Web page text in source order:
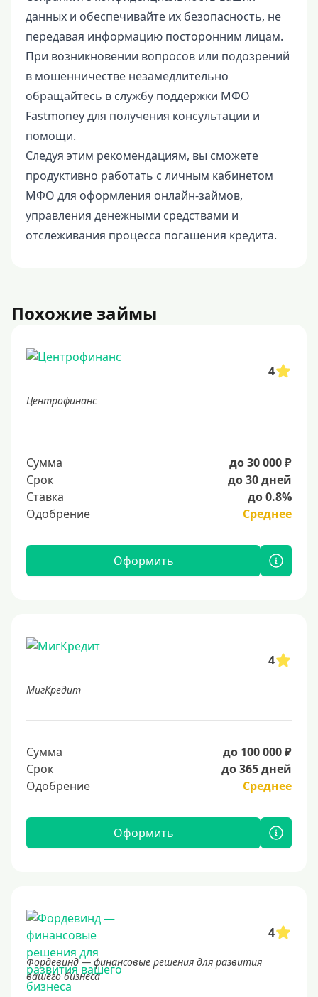
данных и обеспечивайте их безопасность, не
передавая информацию посторонним лицам.
При возникновении вопросов или подозрений
в мошенничестве незамедлительно
обращайтесь в службу поддержки МФО
Fastmoney для получения консультации и
помощи.
Следуя этим рекомендациям, вы сможете
продуктивно работать с личным кабинетом
МФО для оформления онлайн-займов,
управления денежными средствами и
отслеживания процесса погашения кредита.
Похожие займы
4
Центрофинанс
Сумма
до 30 000 ₽
Срок
до 30 дней
Ставка
до 0.8%
Одобрение
Среднее
Оформить
4
МигКредит
Сумма
до 100 000 ₽
Срок
до 365 дней
Одобрение
Среднее
Оформить
4
Фордевинд — финансовые решения для развития
вашего бизнеса